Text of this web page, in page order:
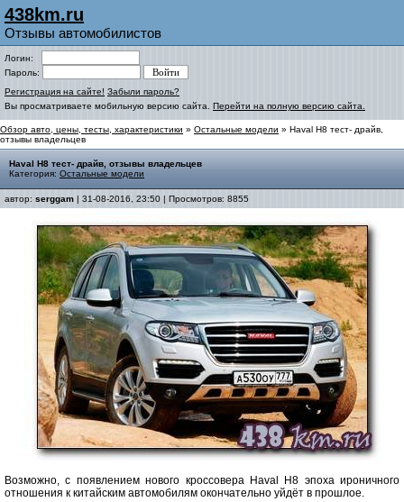
438km.ru
Отзывы автомобилистов
Логин:
Пароль:
Регистрация на сайте! Забыли пароль?
Вы просматриваете мобильную версию сайта. Перейти на полную версию сайта.
Обзор авто, цены, тесты, характеристики » Остальные модели » Haval H8 тест- драйв,
отзывы владельцев
Haval H8 тест- драйв, отзывы владельцев
Категория: Остальные модели
автор: serggam | 31-08-2016, 23:50 | Просмотров: 8855
Возможно, с появлением нового кроссовера Haval H8 эпоха ироничного
отношения к китайским автомобилям окончательно уйдёт в прошлое.